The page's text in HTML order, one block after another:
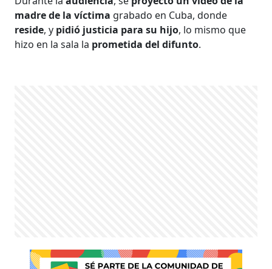
madre de la víctima grabado en Cuba, donde
reside, y pidió justicia para su hijo, lo mismo que
hizo en la sala la prometida del difunto.